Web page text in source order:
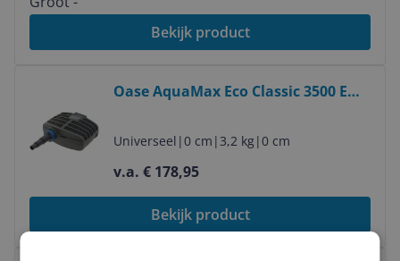
Bekijk product
Oase AquaMax Eco Classic 3500 E
Universeel |0 cm | 3,2 kg|0 cm
v.a. € 178,95
Bekijk product